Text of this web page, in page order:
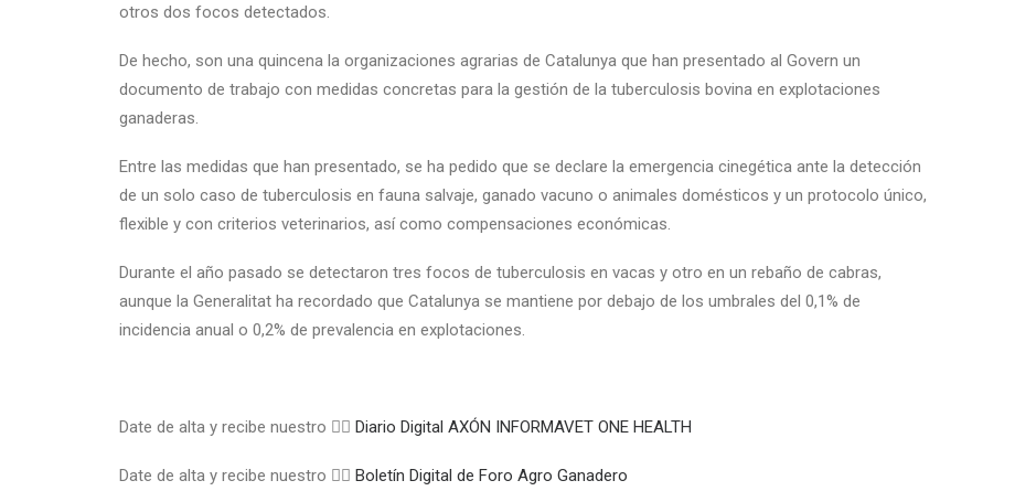
otros dos focos detectados.
De hecho, son una quincena la organizaciones agrarias de Catalunya que han presentado al Govern un
documento de trabajo con medidas concretas para la gestión de la tuberculosis bovina en explotaciones
ganaderas.
Entre las medidas que han presentado, se ha pedido que se declare la emergencia cinegética ante la detección
de un solo caso de tuberculosis en fauna salvaje, ganado vacuno o animales domésticos y un protocolo único,
flexible y con criterios veterinarios, así como compensaciones económicas.
Durante el año pasado se detectaron tres focos de tuberculosis en vacas y otro en un rebaño de cabras,
aunque la Generalitat ha recordado que Catalunya se mantiene por debajo de los umbrales del 0,1% de
incidencia anual o 0,2% de prevalencia en explotaciones.
Date de alta y recibe nuestro 👉🏼 Diario Digital AXÓN INFORMAVET ONE HEALTH
Date de alta y recibe nuestro 👉🏼 Boletín Digital de Foro Agro Ganadero